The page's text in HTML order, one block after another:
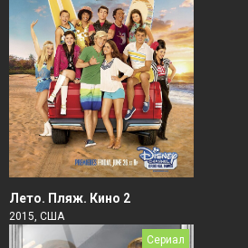
Лето. Пляж. Кино 2
2015, США
Сериал